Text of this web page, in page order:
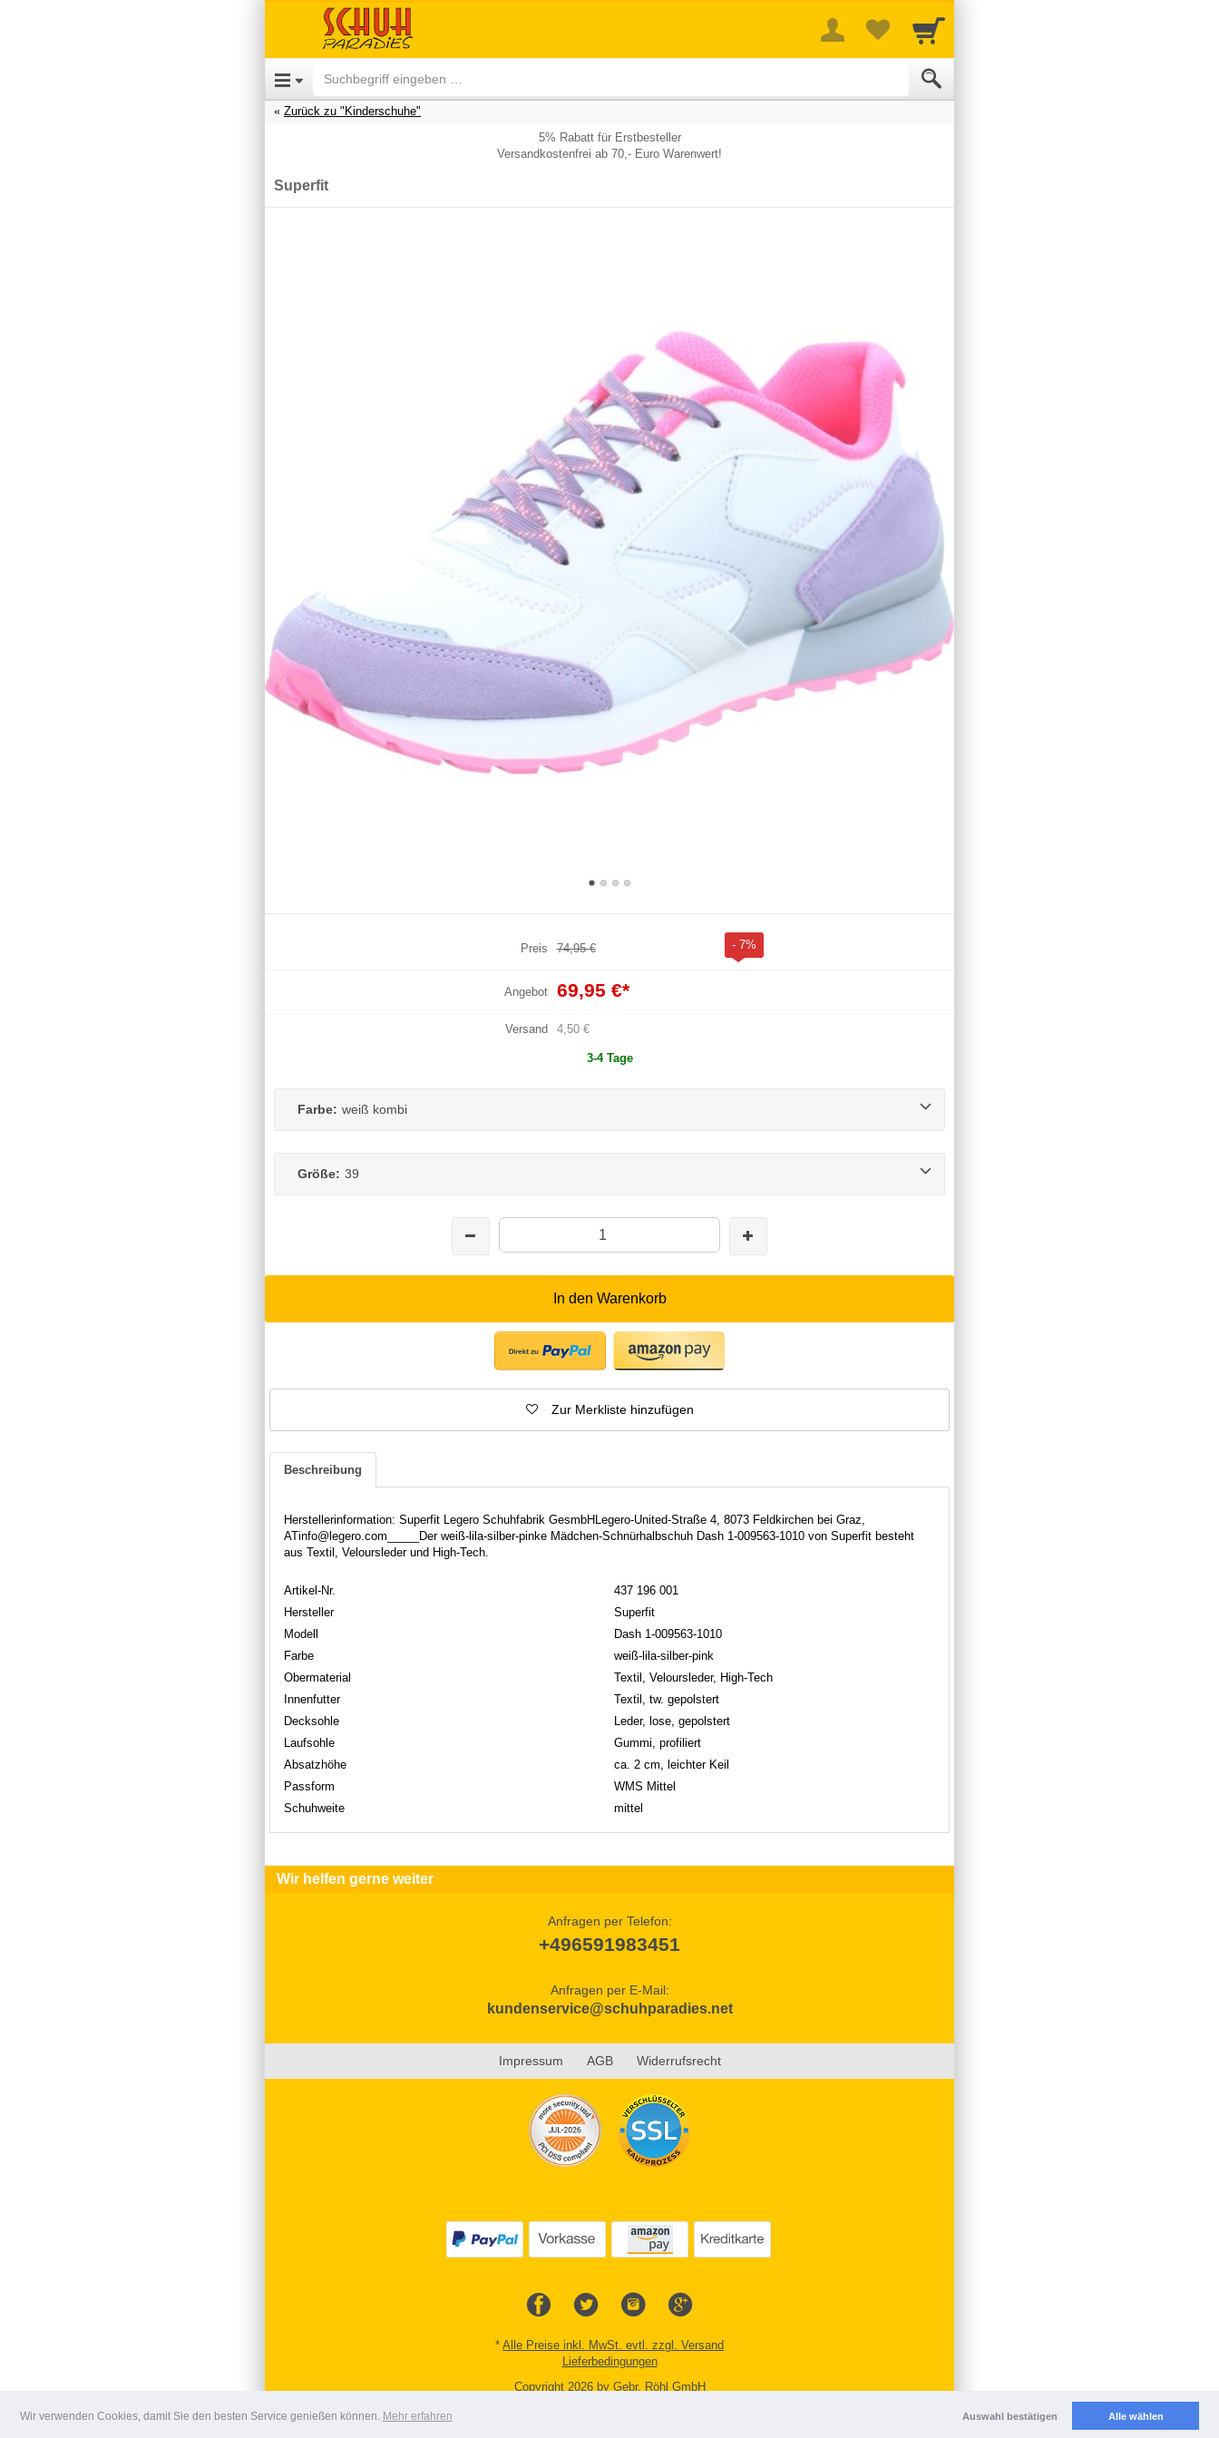
Wir verwenden Cookies, damit Sie den besten Service genießen können. Mehr erfahren Auswahl bestätigen Alle wählen
Zurück zu "Kinderschuhe"
5% Rabatt für Erstbesteller
Versandkostenfrei ab 70,- Euro Warenwert!
Superfit
Preis 74,95 € - 7%
Angebot 69,95 €*
Versand 4,50 €
3-4 Tage
Farbe: weiß kombi
Größe: 39
In den Warenkorb
Zur Merkliste hinzufügen
Beschreibung
Herstellerinformation: Superfit Legero Schuhfabrik GesmbHLegero-United-Straße 4, 8073 Feldkirchen bei Graz,
ATinfo@legero.com_____Der weiß-lila-silber-pinke Mädchen-Schnürhalbschuh Dash 1-009563-1010 von Superfit besteht
aus Textil, Veloursleder und High-Tech.
Artikel-Nr.
437 196 001
Hersteller
Superfit
Modell
Dash 1-009563-1010
Farbe
weiß-lila-silber-pink
Obermaterial
Textil, Veloursleder, High-Tech
Innenfutter
Textil, tw. gepolstert
Decksohle
Leder, lose, gepolstert
Laufsohle
Gummi, profiliert
Absatzhöhe
ca. 2 cm, leichter Keil
Passform
WMS Mittel
Schuhweite
mittel
Wir helfen gerne weiter
Anfragen per Telefon:
+496591983451
Anfragen per E-Mail:
kundenservice@schuhparadies.net
Impressum AGB Widerrufsrecht
* Alle Preise inkl. MwSt. evtl. zzgl. Versand
Lieferbedingungen
Copyright 2026 by Gebr. Röhl GmbH